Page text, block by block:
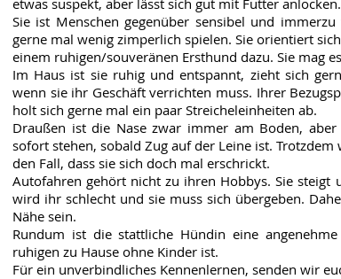
etwas suspekt, aber lässt sich gut mit Futter anlocken.
Sie ist Menschen gegenüber sensibel und
gerne mal wenig zimperlich spielen. Sie orientiert
einem ruhigen/souveränen Ersthund dazu. Sie mag
Im Haus ist sie ruhig und entspannt, zieht sich
wenn sie ihr Geschäft verrichten muss. Ihrer
holt sich gerne mal ein paar Streicheleinheiten ab.
Draußen ist die Nase zwar immer am Boden,
sofort stehen, sobald Zug auf der Leine ist.
den Fall, dass sie sich doch mal erschrickt.
Autofahren gehört nicht zu ihren Hobbys. Sie steigt
wird ihr schlecht und sie muss sich übergeben.
Nähe sein.
Rundum ist die stattliche Hündin eine
ruhigen zu Hause ohne Kinder ist.
Für ein unverbindliches Kennenlernen, senden wir